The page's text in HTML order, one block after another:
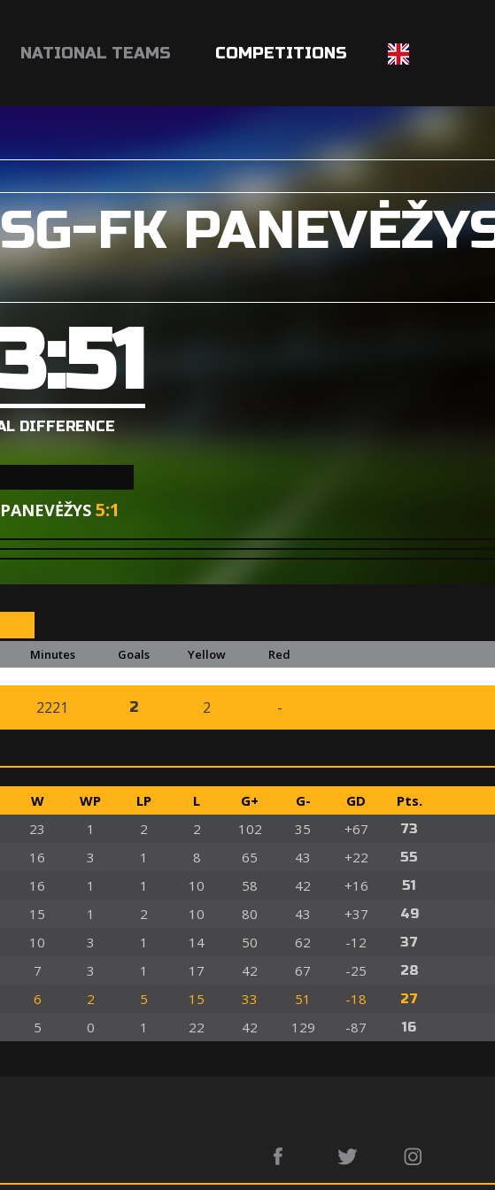
NATIONAL TEAMS COMPETITIONS
FK
DIFFERENCE
5:1
Minutes Goals Yellow Red
2221 2 2 -
W WP LP L G+ G- GD Pts.
23 1 2 2 102 35 +67 73
16 3 1 8 65 43 +22 55
16 1 1 10 58 42 +16 51
15 1 2 10 80 43 +37 49
10 3 1 14 50 62 -12 37
7 3 1 17 42 67 -25 28
6 2 5 15 33 51 -18 27
5 0 1 22 42 129 -87 16